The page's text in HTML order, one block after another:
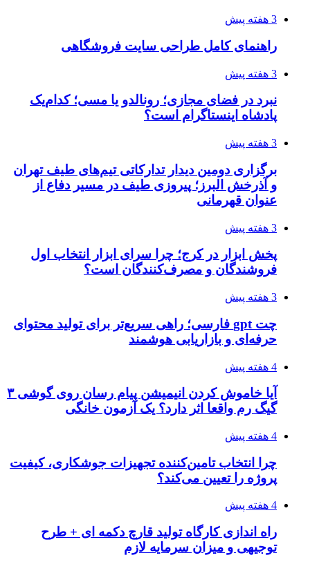
3 هفته پیش
راهنمای کامل طراحی سایت فروشگاهی
3 هفته پیش
نبرد در فضای مجازی؛ رونالدو یا مسی؛ کدام‌یک
پادشاه اینستاگرام است؟
3 هفته پیش
برگزاری دومین دیدار تدارکاتی تیم‌های طیف تهران
و آذرخش البرز؛ پیروزی طیف در مسیر دفاع از
عنوان قهرمانی
3 هفته پیش
پخش ابزار در کرج؛ چرا سرای ابزار انتخاب اول
فروشندگان و مصرف‌کنندگان است؟
3 هفته پیش
چت gpt فارسی؛ راهی سریع‌تر برای تولید محتوای
حرفه‌ای و بازاریابی هوشمند
4 هفته پیش
آیا خاموش کردن انیمیشن پیام رسان روی گوشی ۳
گیگ رم واقعا اثر دارد؟ یک آزمون خانگی
4 هفته پیش
چرا انتخاب تامین‌کننده تجهیزات جوشکاری، کیفیت
پروژه را تعیین می‌کند؟
4 هفته پیش
راه اندازی کارگاه تولید قارچ دکمه ای + طرح
توجیهی و میزان سرمایه لازم